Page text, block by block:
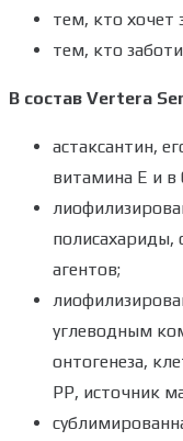
тем, кто хочет
тем, кто
В состав Vertera
астаксантин,
витамина Е и в
агентов;
углеводным
онтогенеза,
PP, источник